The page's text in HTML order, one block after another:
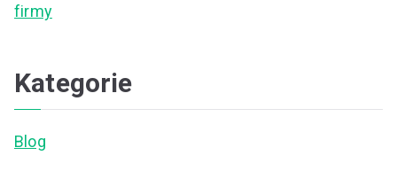
firmy
Kategorie
Blog